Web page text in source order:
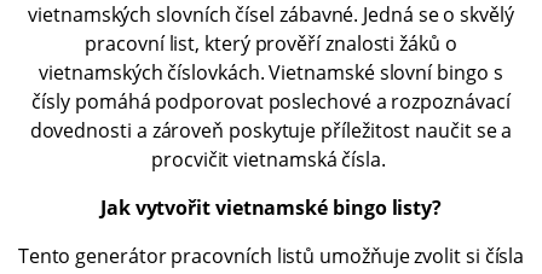
vietnamských slovních čísel zábavné. Jedná se o skvělý
pracovní list, který prověří znalosti žáků o
vietnamských číslovkách. Vietnamské slovní bingo s
čísly pomáhá podporovat poslechové a rozpoznávací
dovednosti a zároveň poskytuje příležitost naučit se a
procvičit vietnamská čísla.
Jak vytvořit vietnamské bingo listy?
Tento generátor pracovních listů umožňuje zvolit si čísla